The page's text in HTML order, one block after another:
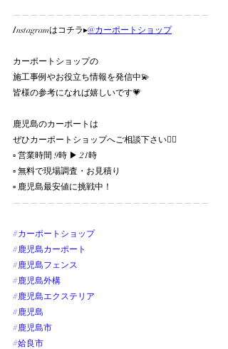
———————————————————————
Instagramはコチラ▸@カーポートショップ
カーポートショップの
施工事例やお役立ち情報を発信中💫
皆様の参考になれば嬉しいです💗
鹿児島のカーポートは
ぜひカーポートショップへご相談下さい💁‍♀️
▫︎ 営業時間 9時 ▶︎ 21時
▫︎ 無料で現場調査・お見積り
▫︎ 鹿児島最安値に挑戦中！
———————————————————————
#カーポートショップ
#鹿児島カーポート
#鹿児島フェンス
#鹿児島外構
#鹿児島エクステリア
#鹿児島
#鹿児島市
#姶良市